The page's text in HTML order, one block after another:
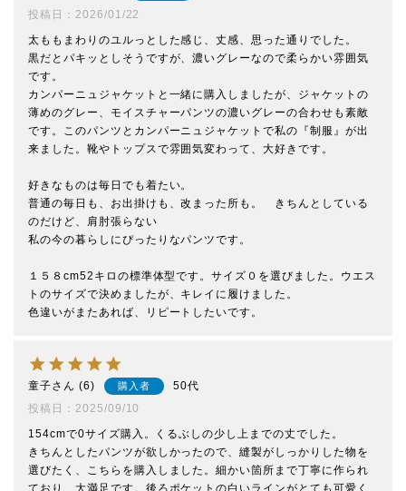
投稿日
2026/01/22
太ももまわりのユルっとした感じ、丈感、思った通りでした。
黒だとパキッとしそうですが、濃いグレーなので柔らかい雰囲気
です。
カンパーニュジャケットと一緒に購入しましたが、ジャケットの
薄めのグレー、モイスチャーパンツの濃いグレーの合わせも素敵
です。このパンツとカンパーニュジャケットで私の『制服』が出
来ました。靴やトップスで雰囲気変わって、大好きです。
好きなものは毎日でも着たい。
普通の毎日も、お出掛けも、改まった所も。　きちんとしている
のだけど、肩肘張らない
私の今の暮らしにぴったりなパンツです。
１５８cm52キロの標準体型です。サイズ０を選びました。ウエス
トのサイズで決めましたが、キレイに履けました。
色違いがまたあれば、リピートしたいです。
童子 6 購入者
50代
投稿日
2025/09/10
154cmで0サイズ購入。くるぶしの少し上までの丈でした。
きちんとしたパンツが欲しかったので、縫製がしっかりした物を
選びたく、こちらを購入しました。細かい箇所まで丁寧に作られ
ており、大満足です。後ろポケットの白いラインがとても可愛く